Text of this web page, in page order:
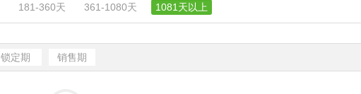
181-360天 361-1080天 1081天以上
锁定期 销售期